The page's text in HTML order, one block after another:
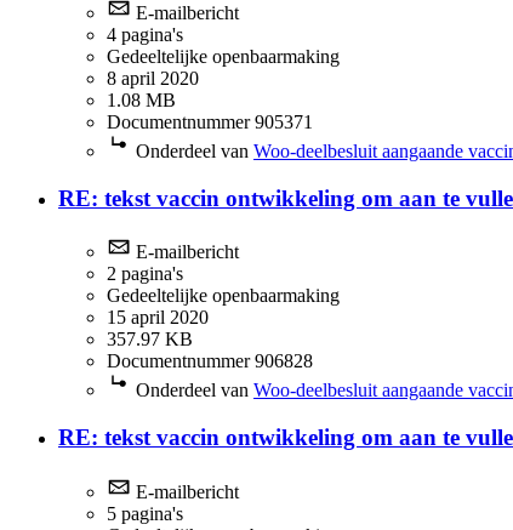
E-mailbericht
4 pagina's
Gedeeltelijke openbaarmaking
8 april 2020
1.08 MB
Documentnummer 905371
Onderdeel van Woo-deelbesluit aangaande
RE: tekst vaccin ontwikkeling om aan te
E-mailbericht
2 pagina's
Gedeeltelijke openbaarmaking
15 april 2020
357.97 KB
Documentnummer 906828
Onderdeel van Woo-deelbesluit aangaande
RE: tekst vaccin ontwikkeling om aan te
E-mailbericht
5 pagina's